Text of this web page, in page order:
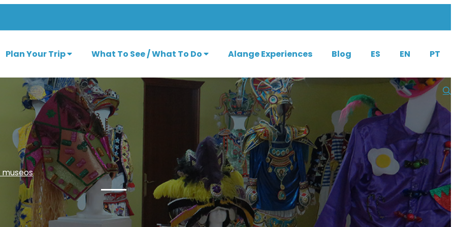
Plan Your Trip What To See / What To Do Alange Experiences Blog ES EN PT